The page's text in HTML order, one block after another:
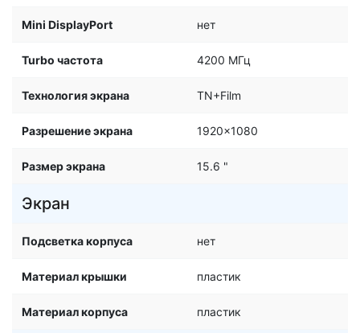
Mini DisplayPort нет
Turbo частота 4200 МГц
Технология экрана TN+Film
Разрешение экрана 1920x1080
Размер экрана 15.6 "
Экран
Подсветка корпуса нет
Материал крышки пластик
Материал корпуса пластик